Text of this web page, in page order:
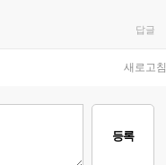
답글
새로고침
등록